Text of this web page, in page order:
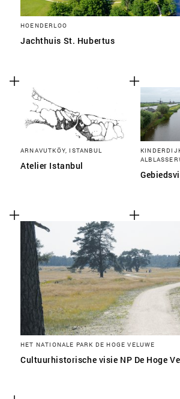
HOENDERLOO
Jachthuis St. Hubertus
ARNAVUTKÖY, ISTANBUL
Atelier Istanbul
HET NATIONALE PARK DE HOGE VELUWE
Cultuurhistorische visie NP De Hoge